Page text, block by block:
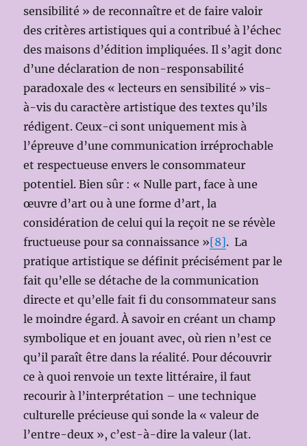
sensibilité » de reconnaître et de faire valoir
des critères artistiques qui a contribué à l’échec
des maisons d’édition impliquées. Il s’agit donc
d’une déclaration de non-responsabilité
paradoxale des « lecteurs en sensibilité » vis-
à-vis du caractère artistique des textes qu’ils
rédigent. Ceux-ci sont uniquement mis à
l’épreuve d’une communication irréprochable
et respectueuse envers le consommateur
potentiel. Bien sûr : « Nulle part, face à une
œuvre d’art ou à une forme d’art, la
considération de celui qui la reçoit ne se révèle
fructueuse pour sa connaissance »[8]. La
pratique artistique se définit précisément par le
fait qu’elle se détache de la communication
directe et qu’elle fait fi du consommateur sans
le moindre égard. À savoir en créant un champ
symbolique et en jouant avec, où rien n’est ce
qu’il paraît être dans la réalité. Pour découvrir
ce à quoi renvoie un texte littéraire, il faut
recourir à l’interprétation – une technique
culturelle précieuse qui sonde la « valeur de
l’entre-deux », c’est-à-dire la valeur (lat.